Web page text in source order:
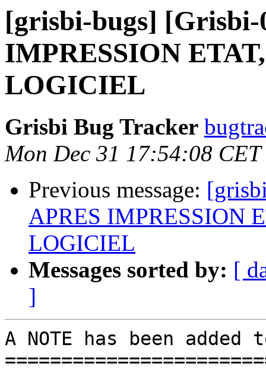
[grisbi-bugs] [Grisbi-
IMPRESSION
LOGICIEL
Grisbi Bug Tracker
Mon Dec 31 17:54:08 CET
Previous message:
APRES IMPRESSION
LOGICIEL
Messages sorted by: [
]
A NOTE has been